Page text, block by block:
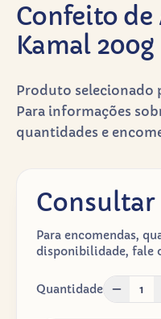
Confeito de
Kamal 200g
Produto selecionado
Para informações
quantidades e
Consultar
Para encomendas,
disponibilidade, fale
Quantidade 1